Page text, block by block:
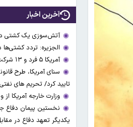
آخرین اخبار
آتش‌سوزی یک کشتی
الجزیره: تردد
آمریکا ۵ فرد و ۱۳ شرکت و صرافی را تحریم کرد+اسامی
سنای آمریکا، طرح
تایید کرد/ تحریم های
وزارت خارجه آمریکا
نخستین پیمان دفاع
یکدیگر تعهد دفاع در